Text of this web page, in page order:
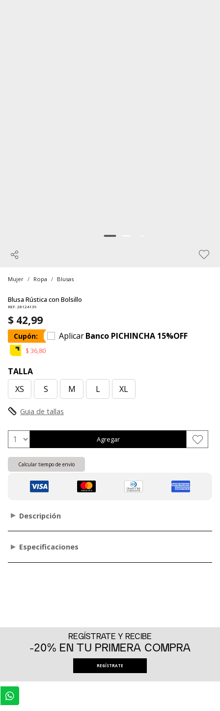
Mujer Ropa Blusas
Blusa Rústica con Bolsillo
REF. 28124139
$ 42,99
Cupón: AplicarBanco PICHINCHA 15%OFF
$ 36,80
TALLA
XS
S M L XL
Guia de tallas
Agregar
Calcular tiempo de envío
Descripción
Especificaciones
REGÍSTRATE Y RECIBE
-20% EN TU PRIMERA COMPRA
REGÍSTRATE